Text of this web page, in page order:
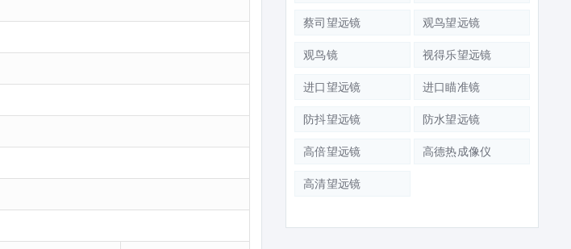
蔡司望远镜 观鸟望远镜
观鸟镜 视得乐望远镜
进口望远镜 进口瞄准镜
防抖望远镜 防水望远镜
高倍望远镜 高德热成像仪
高清望远镜